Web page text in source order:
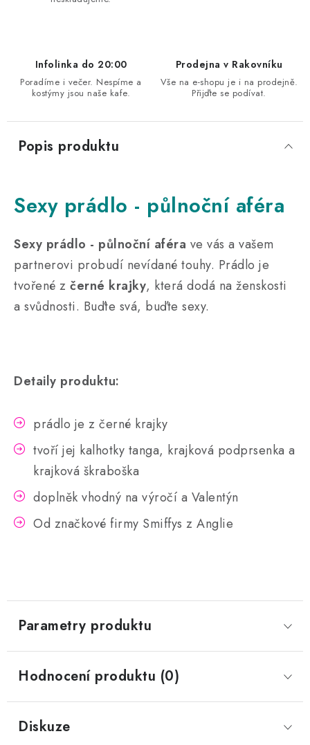
Infolinka do 20:00
Poradíme i večer. Nespíme a
kostýmy jsou naše kafe.
Prodejna v Rakovníku
Vše na e-shopu je i na prodejně.
Přijďte se podívat.
Popis produktu
Sexy prádlo - půlnoční aféra
Sexy prádlo - půlnoční aféra ve vás a vašem
partnerovi probudí nevídané touhy. Prádlo je
tvořené z černé krajky, která dodá na ženskosti
a svůdnosti. Buďte svá, buďte sexy.
Detaily produktu:
prádlo je z černé krajky
tvoří jej kalhotky tanga, krajková podprsenka a
krajková škraboška
doplněk vhodný na výročí a Valentýn
Od značkové firmy Smiffys z Anglie
Parametry produktu
Hodnocení produktu (0)
Diskuze